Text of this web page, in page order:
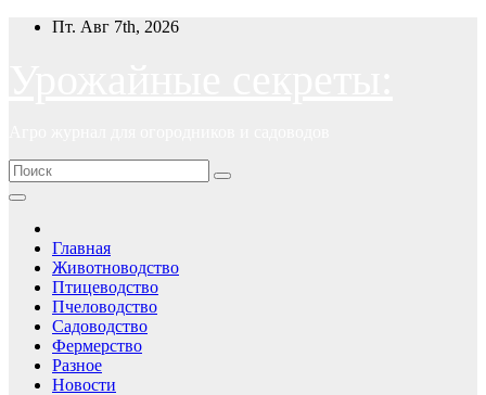
ПерейтиПт. Авг 7th, 2026
Главная
Животноводство
Птицеводство
Пчеловодство
Садоводство
Фермерство
Разное
Новости